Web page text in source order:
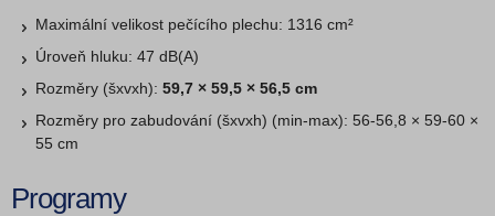
Maximální velikost pečícího plechu: 1316 cm²
Úroveň hluku: 47 dB(A)
Rozměry (šxvxh): 59,7 × 59,5 × 56,5 cm
Rozměry pro zabudování (šxvxh) (min-max): 56-56,8 × 59-60 ×
55 cm
Programy